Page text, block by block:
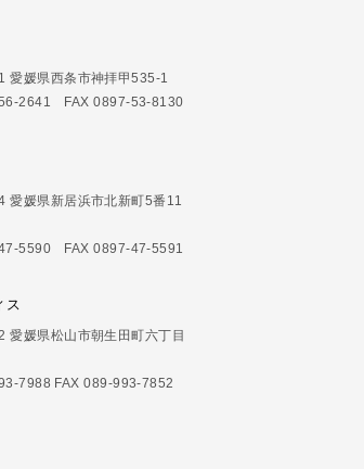
愛媛県西条市神拝甲535-1
2641 FAX 0897-53-8130
愛媛県新居浜市北新町5番11
5590 FAX 0897-47-5591
ス
愛媛県松山市朝生田町六丁目
7988 FAX 089-993-7852